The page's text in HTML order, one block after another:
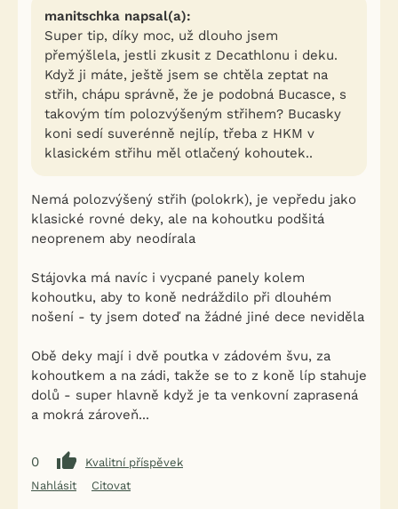
manitschka napsal(a):
Super tip, díky moc, už dlouho jsem
přemýšlela, jestli zkusit z Decathlonu i deku.
Když ji máte, ještě jsem se chtěla zeptat na
střih, chápu správně, že je podobná Bucasce, s
takovým tím polozvýšeným střihem? Bucasky
koni sedí suverénně nejlíp, třeba z HKM v
klasickém střihu měl otlačený kohoutek..
Nemá polozvýšený střih (polokrk), je vepředu jako
klasické rovné deky, ale na kohoutku podšitá
neoprenem aby neodírala
Stájovka má navíc i vycpané panely kolem
kohoutku, aby to koně nedráždilo při dlouhém
nošení - ty jsem doteď na žádné jiné dece neviděla
Obě deky mají i dvě poutka v zádovém švu, za
kohoutkem a na zádi, takže se to z koně líp stahuje
dolů - super hlavně když je ta venkovní zaprasená
a mokrá zároveň...
0
Kvalitní příspěvek
Nahlásit
Citovat